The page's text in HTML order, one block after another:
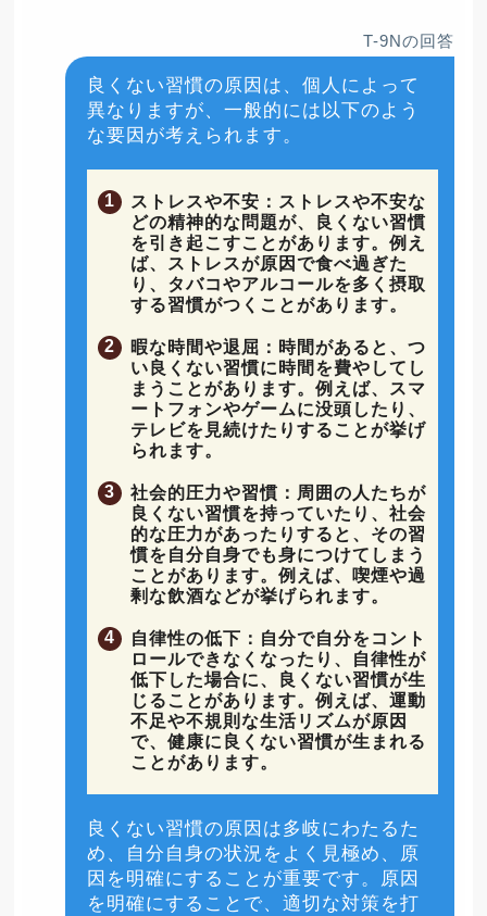
T-9Nの回答
良くない習慣の原因は、個人によって
異なりますが、一般的には以下のよう
な要因が考えられます。
ストレスや不安：ストレスや不安な
どの精神的な問題が、良くない習慣
を引き起こすことがあります。例え
ば、ストレスが原因で食べ過ぎた
り、タバコやアルコールを多く摂取
する習慣がつくことがあります。
暇な時間や退屈：時間があると、つ
い良くない習慣に時間を費やしてし
まうことがあります。例えば、スマ
ートフォンやゲームに没頭したり、
テレビを見続けたりすることが挙げ
られます。
社会的圧力や習慣：周囲の人たちが
良くない習慣を持っていたり、社会
的な圧力があったりすると、その習
慣を自分自身でも身につけてしまう
ことがあります。例えば、喫煙や過
剰な飲酒などが挙げられます。
自律性の低下：自分で自分をコント
ロールできなくなったり、自律性が
低下した場合に、良くない習慣が生
じることがあります。例えば、運動
不足や不規則な生活リズムが原因
で、健康に良くない習慣が生まれる
ことがあります。
良くない習慣の原因は多岐にわたるた
め、自分自身の状況をよく見極め、原
因を明確にすることが重要です。原因
を明確にすることで、適切な対策を打